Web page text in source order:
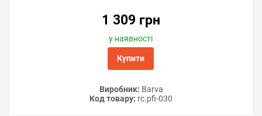
1 309 грн
у наявності
Купити
Виробник: Barva
Код товару: rc.pfi-030